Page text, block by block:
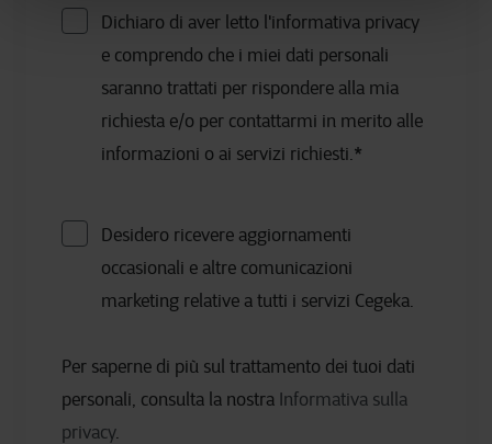
Dichiaro di aver letto l'informativa privacy
e comprendo che i miei dati personali
saranno trattati per rispondere alla mia
richiesta e/o per contattarmi in merito alle
informazioni o ai servizi richiesti.*
Desidero ricevere aggiornamenti
occasionali e altre comunicazioni
marketing relative a tutti i servizi Cegeka.
Per saperne di più sul trattamento dei tuoi dati
personali, consulta la nostra Informativa sulla
privacy.